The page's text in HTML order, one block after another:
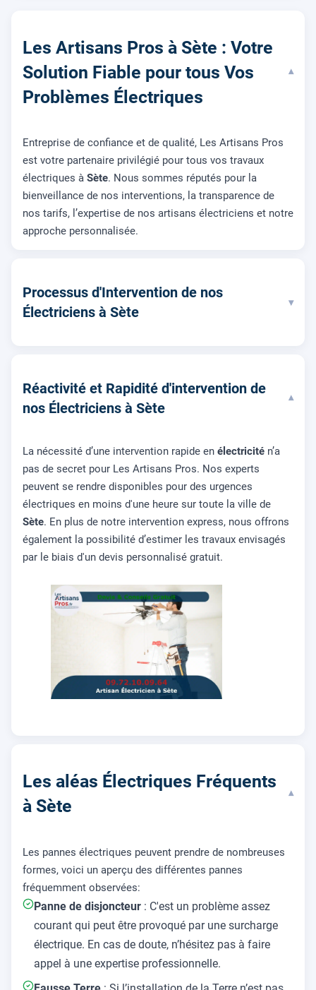
Les Artisans Pros à Sète : Votre
Solution Fiable pour tous Vos
Problèmes Électriques
▾
Entreprise de confiance et de qualité, Les Artisans Pros
est votre partenaire privilégié pour tous vos travaux
électriques à Sète. Nous sommes réputés pour la
bienveillance de nos interventions, la transparence de
nos tarifs, l’expertise de nos artisans électriciens et notre
approche personnalisée.
Processus d'Intervention de nos
Électriciens à Sète
▾
Réactivité et Rapidité d'intervention de
nos Électriciens à Sète
▾
La nécessité d’une intervention rapide en électricité n’a
pas de secret pour Les Artisans Pros. Nos experts
peuvent se rendre disponibles pour des urgences
électriques en moins d'une heure sur toute la ville de
Sète. En plus de notre intervention express, nous offrons
également la possibilité d’estimer les travaux envisagés
par le biais d'un devis personnalisé gratuit.
Les aléas Électriques Fréquents
à Sète
▾
Les pannes électriques peuvent prendre de nombreuses
formes, voici un aperçu des différentes pannes
fréquemment observées:
Panne de disjoncteur : C'est un problème assez
courant qui peut être provoqué par une surcharge
électrique. En cas de doute, n’hésitez pas à faire
appel à une expertise professionnelle.